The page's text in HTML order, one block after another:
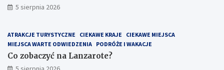
5 sierpnia 2026
ATRAKCJE TURYSTYCZNE CIEKAWE KRAJE
CIEKAWE MIEJSCA
MIEJSCA WARTE ODWIEDZENIA PODRÓŻE I WAKACJE
Co zobaczyć na Lanzarote?